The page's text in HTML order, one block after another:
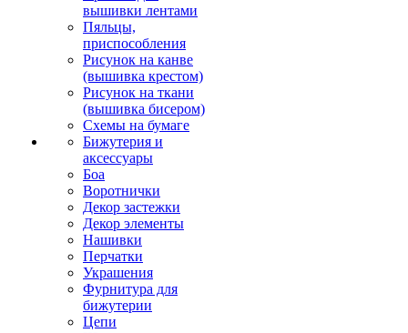
вышивки лентами
Пяльцы,
приспособления
Рисунок на канве
(вышивка крестом)
Рисунок на ткани
(вышивка бисером)
Схемы на бумаге
Бижутерия и
аксессуары
Боа
Воротнички
Декор застежки
Декор элементы
Нашивки
Перчатки
Украшения
Фурнитура для
бижутерии
Цепи